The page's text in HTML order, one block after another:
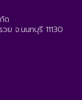
ด
ย จ.นนทบุรี 11130